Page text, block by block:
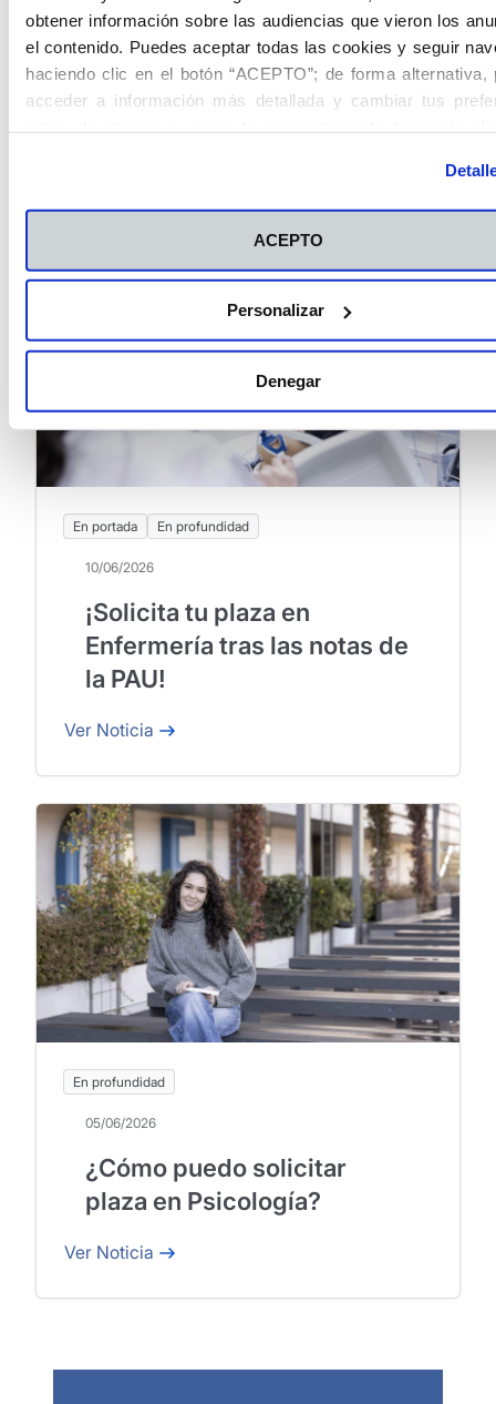
obtener información sobre las audiencias que vieron los
el contenido. Puedes aceptar todas las cookies y seguir
haciendo clic en el botón “ACEPTO”; de forma alternativa,
acceder a información más detallada y cambiar tus
ACEPTO
Personalizar
Denegar
Comparte este artículo
Copy
Artículos Relacionados
En portada En profundidad
10/06/2026
¡Solicita tu plaza en
Enfermería tras las notas de
la PAU!
Ver Noticia
En profundidad
05/06/2026
¿Cómo puedo solicitar
plaza en Psicología?
Ver Noticia